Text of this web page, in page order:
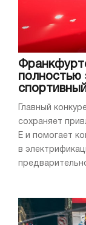
полностью
Главный
сохраняет
E и помогает
в